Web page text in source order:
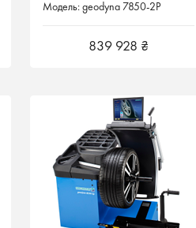
Модель: geodyna 7850-2P
839 928 ₴
Модель: geodyna 7850-2P
839 928 ₴